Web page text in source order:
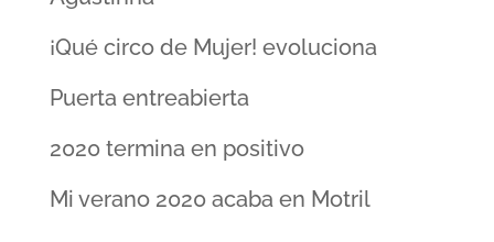
¡Qué circo de Mujer! evoluciona
Puerta entreabierta
2020 termina en positivo
Mi verano 2020 acaba en Motril